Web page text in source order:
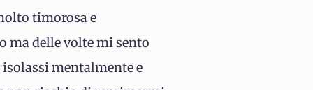
timorosa e
ma delle volte mi sento
mentalmente e